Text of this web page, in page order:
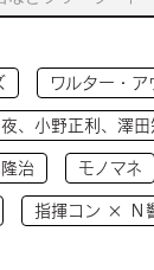
ワルター・ア
、小野正利、澤
治 モノマネ
指揮コン × Ｎ